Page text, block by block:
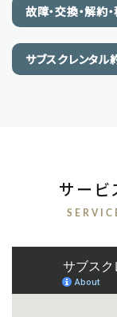
故障・交換・解約
サブスクレンタル
サービ